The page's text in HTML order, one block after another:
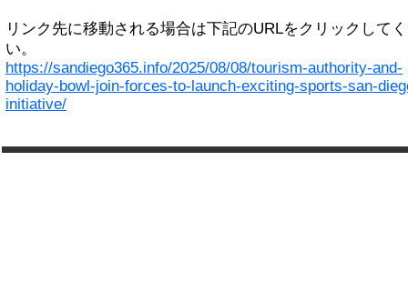
リンク先に移動される場合は下記のURLをクリックして
い。
https://sandiego365.info/2025/08/08/tourism-authority-and-
holiday-bowl-join-forces-to-launch-exciting-sports-san-
initiative/